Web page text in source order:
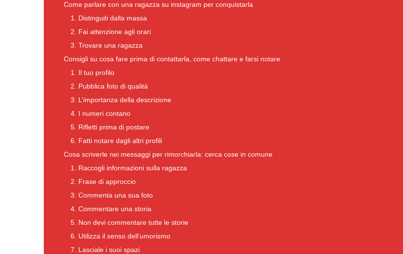
Come parlare con una ragazza su instagram per conquistarla
1. Distinguiti dalla massa
2. Fai attenzione agli orari
3. Trovare una ragazza
Consigli su cosa fare prima di contattarla, come chattare e farsi notare
1. Il tuo profilo
2. Pubblica foto di qualità
3. L’importanza della descrizione
4. I numeri contano
5. Rifletti prima di postare
6. Fatti notare dagli altri profili
Cosa scriverle nei messaggi per rimorchiarla: cerca cose in comune
1. Raccogli informazioni sulla ragazza
2. Frase di approccio
3. Commenta una sua foto
4. Commentare una storia
5. Non devi commentare tutte le storie
6. Utilizza il senso dell’umorismo
7. Lasciale i suoi spazi